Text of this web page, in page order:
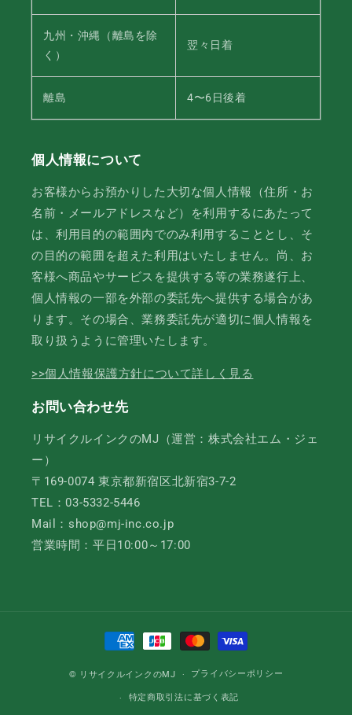
九州・沖縄（離島を除
く）
翌々日着
離島 4〜6日後着
個人情報について
お客様からお預かりした大切な個人情報（住所・お
名前・メールアドレスなど）を利用するにあたって
は、利用目的の範囲内でのみ利用することとし、そ
の目的の範囲を超えた利用はいたしません。尚、お
客様へ商品やサービスを提供する等の業務遂行上、
個人情報の一部を外部の委託先へ提供する場合があ
ります。その場合、業務委託先が適切に個人情報を
取り扱うように管理いたします。
>>個人情報保護方針について詳しく見る
お問い合わせ先
リサイクルインクのMJ（運営：株式会社エム・ジェ
ー）
〒169-0074 東京都新宿区北新宿3-7-2
TEL：03-5332-5446
Mail：shop@mj-inc.co.jp
営業時間：平日10:00～17:00
決
済
方
© リサイクルインクのMJ プライバシーポリシー
特定商取引法に基づく表記